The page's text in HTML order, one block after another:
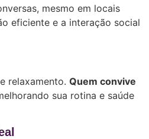
mesmo em locais
eficiente e a interação social
relaxamento. Quem convive
sua rotina e saúde